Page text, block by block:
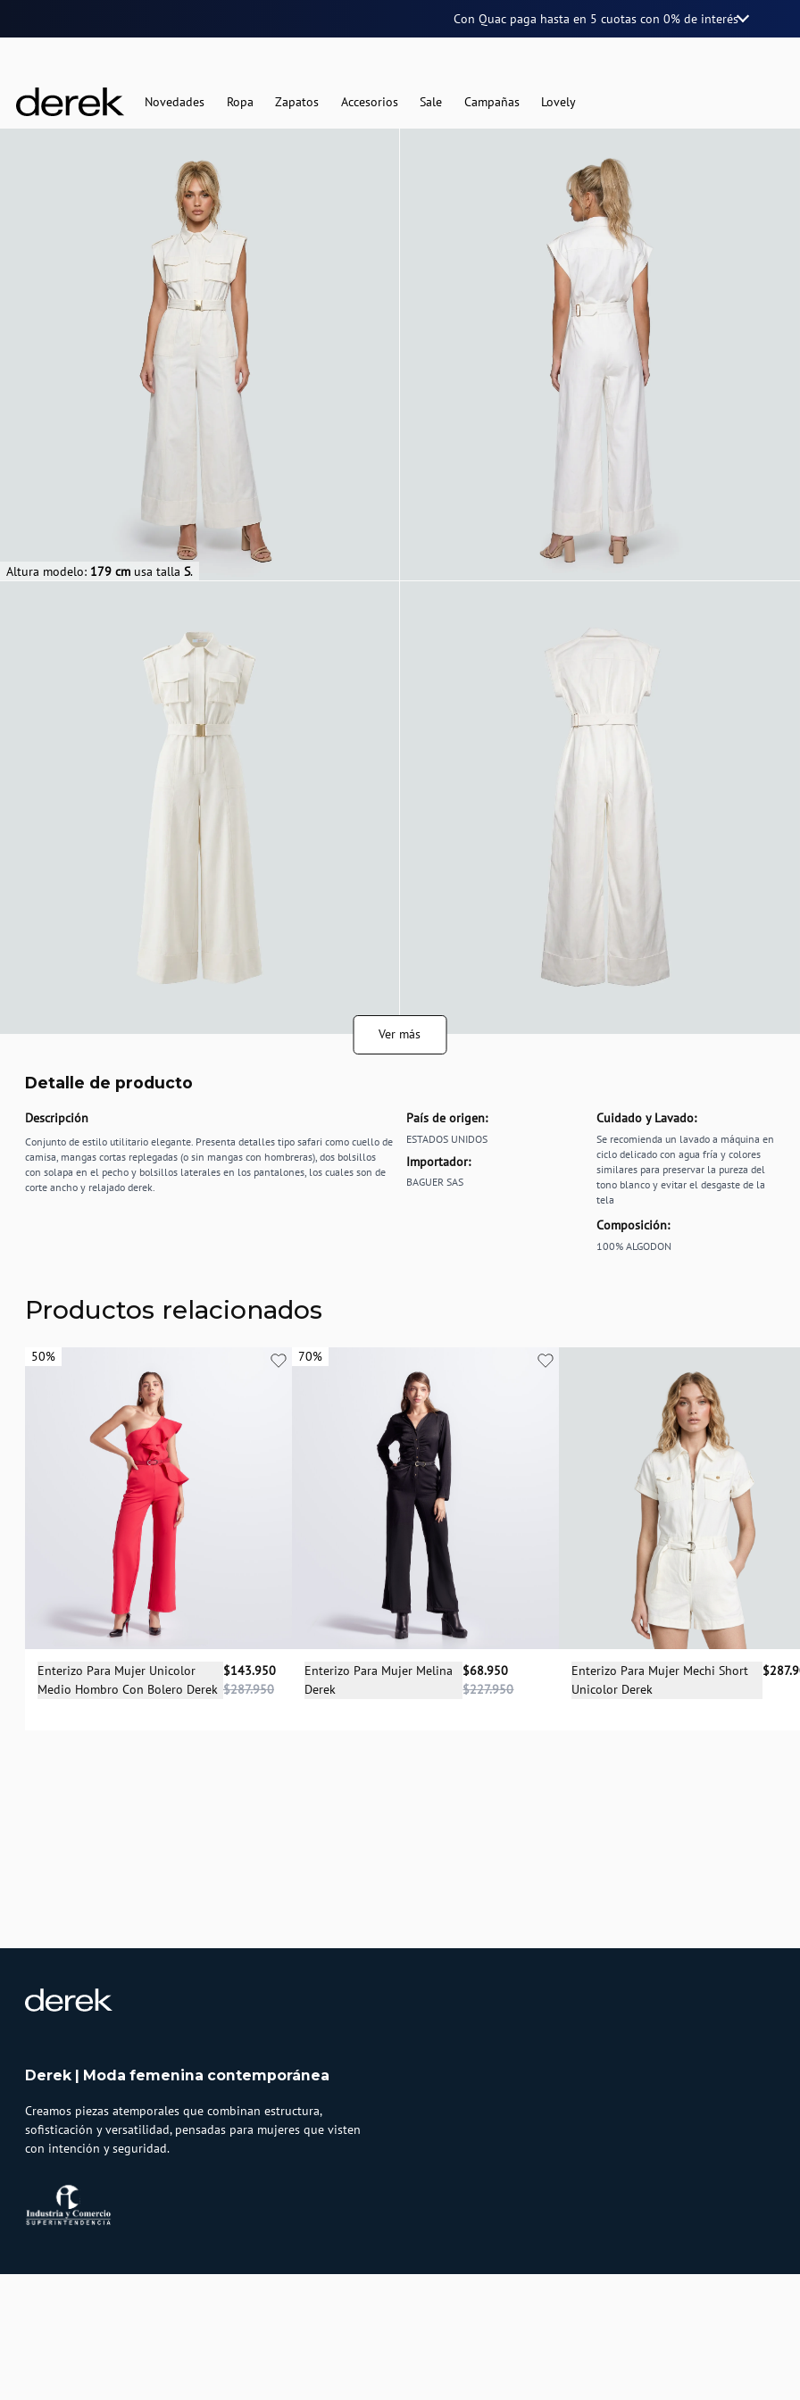
Con Quac paga hasta en 5 cuotascon 0% de interés
Novedades Ropa Zapatos Accesorios Sale Campañas Lovely
Altura modelo: 179 cm usa talla S.
Ver más
Detalle de producto
Descripción
Conjunto de estilo utilitario elegante. Presenta detalles tipo safari como cuello de
camisa, mangas cortas replegadas (o sin mangas con hombreras), dos bolsillos
con solapa en el pecho y bolsillos laterales en los pantalones, los cuales son de
corte ancho y relajado derek.
País de origen:
ESTADOS UNIDOS
Importador:
BAGUER SAS
Cuidado y Lavado:
Se recomienda un lavado a máquina en
ciclo delicado con agua fría y colores
similares para preservar la pureza del
tono blanco y evitar el desgaste de la
tela
Composición:
100% ALGODON
Productos relacionados
50%
50%
Selecciona una talla
XS S
Enterizo Para Mujer Unicolor
Medio Hombro Con Bolero Derek
$143.950
$287.950
70%
70%
Selecciona una talla
Enterizo Para Mujer Melina
Derek
$68.950
$227.950
Selecciona una talla
Enterizo Para Mujer Mechi Short
Unicolor Derek
Derek | Moda femenina contemporánea
Creamos piezas atemporales que combinan estructura,
sofisticación y versatilidad, pensadas para mujeres que visten
con intención y seguridad.